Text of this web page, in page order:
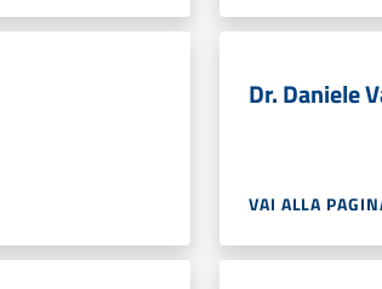
Dr. Daniele
VAI ALLA